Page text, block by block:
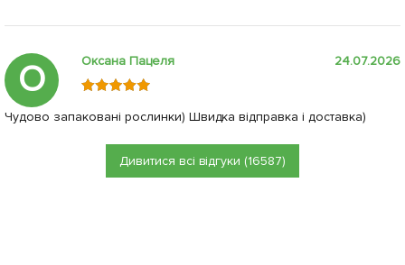
О Оксана Пацеля 24.07.2026
Чудово запаковані рослинки) Швидка відправка і доставка)
Дивитися всі відгуки (16587)